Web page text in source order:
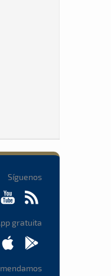
Síguenos
gratuita